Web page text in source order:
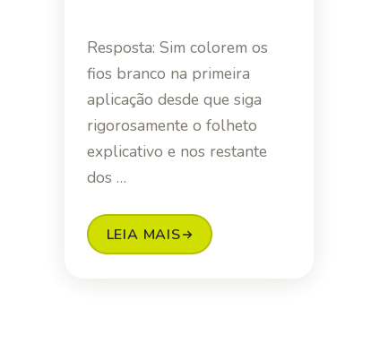
Resposta: Sim colorem os
fios branco na primeira
aplicação desde que siga
rigorosamente o folheto
explicativo e nos restante
dos …
LEIA MAIS